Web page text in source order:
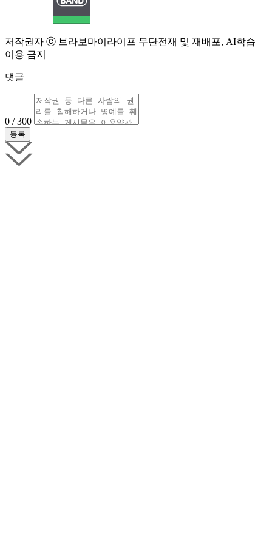
저작권자 ⓒ 브라보마이라이프 무단전재 및 재배포, AI학습
이용 금지
댓글
0 / 300